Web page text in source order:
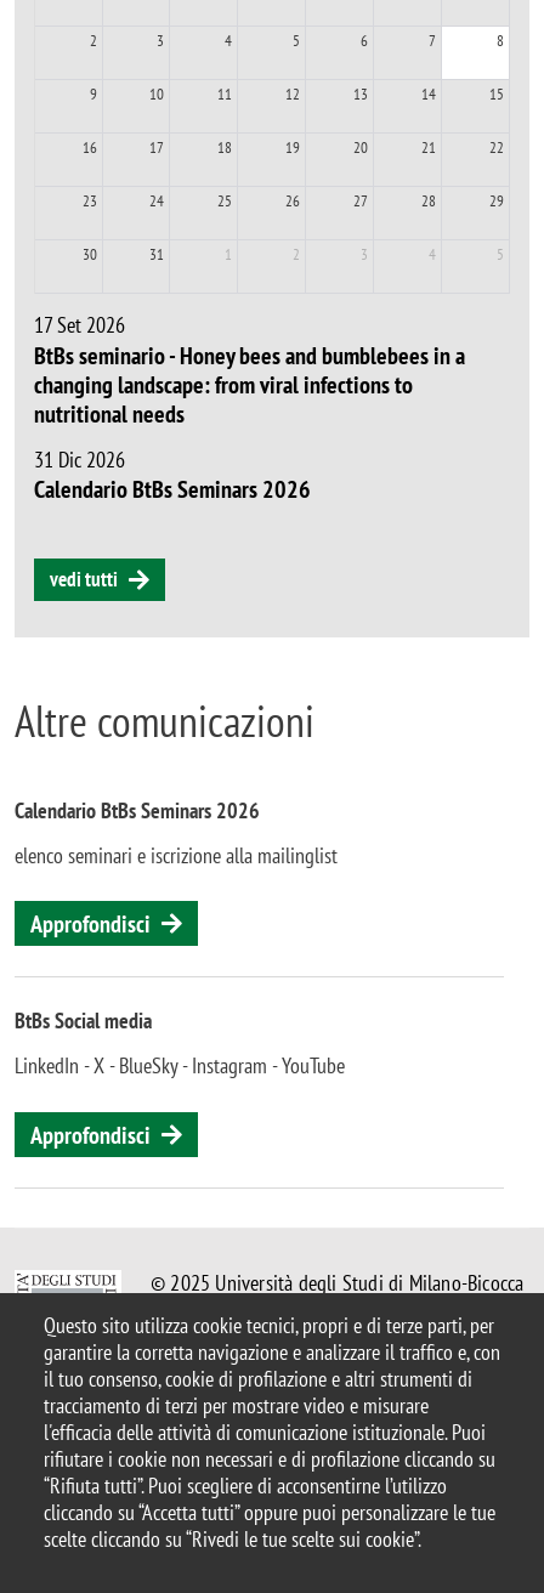
Questo sito utilizza cookie tecnici, propri e di terze parti, per
garantire la corretta navigazione e analizzare il traffico e, con
il tuo consenso, cookie di profilazione e altri strumenti di
tracciamento di terzi per mostrare video e misurare
l'efficacia delle attività di comunicazione istituzionale. Puoi
rifiutare i cookie non necessari e di profilazione cliccando su
“Rifiuta tutti”. Puoi scegliere di acconsentirne l’utilizzo
cliccando su “Accetta tutti” oppure puoi personalizzare le tue
scelte cliccando su “Rivedi le tue scelte sui cookie”.
2 3 4 5 6 7 8
9 10 11 12 13 14 15
16 17 18 19 20 21 22
23 24 25 26 27 28 29
30 31 1 2 3 4 5
17 Set 2026
BtBs seminario - Honey bees and bumblebees in a
changing landscape: from viral infections to
nutritional needs
31 Dic 2026
Calendario BtBs Seminars 2026
vedi tutti
Altre comunicazioni
Calendario BtBs Seminars 2026
elenco seminari e iscrizione alla mailinglist
Approfondisci
BtBs Social media
LinkedIn - X - BlueSky - Instagram - YouTube
Approfondisci
© 2025 Università degli Studi di Milano-Bicocca
Casella PEC:ateneo.bicocca@pec.unimib.it
P.I. 12621570154 |
redazioneweb.btbs@unimib.it
Note legali Privacy e cookie policy Amministrazione trasparente
Dichiarazione di accessibilità
Accessibilità Statistiche di accesso